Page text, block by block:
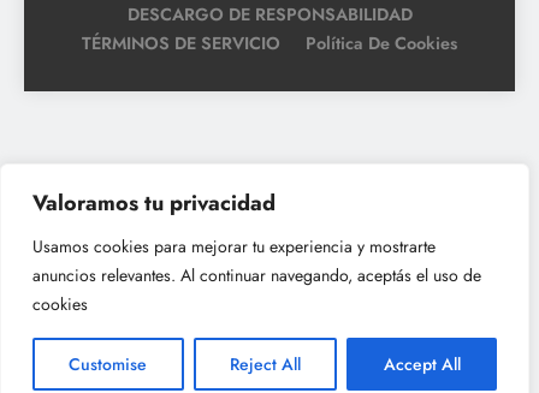
Valoramos tu privacidad
Usamos cookies para mejorar tu experiencia y mostrarte
anuncios relevantes. Al continuar navegando, aceptás el uso de
cookies
Customise Reject All Accept All
DESCARGO DE RESPONSABILIDAD
TÉRMINOS DE SERVICIO
Política De Cookies